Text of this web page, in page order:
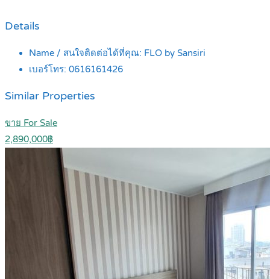
Details
Name / สนใจติดต่อได้ที่คุณ: FLO by Sansiri
เบอร์โทร: 0616161426
Similar Properties
ขาย For Sale
2,890,000฿